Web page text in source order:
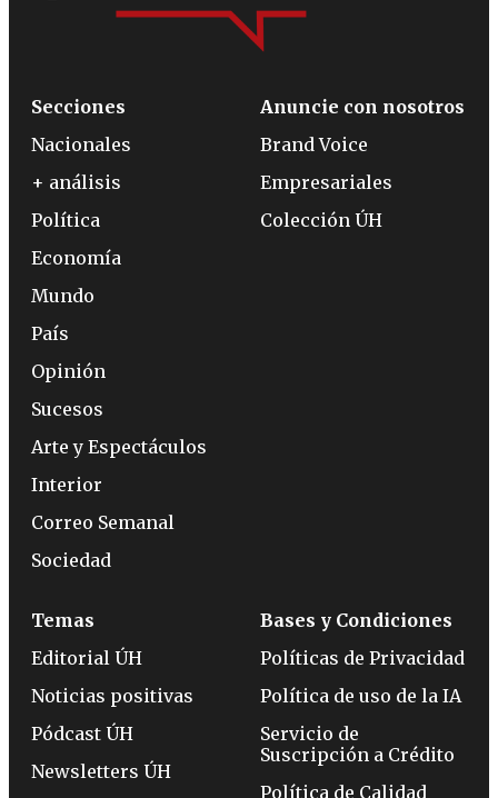
Secciones
Nacionales
+ análisis
Política
Economía
Mundo
País
Opinión
Sucesos
Arte y Espectáculos
Interior
Correo Semanal
Sociedad
Anuncie con nosotros
Brand Voice
Empresariales
Colección ÚH
Temas
Editorial ÚH
Noticias positivas
Pódcast ÚH
Newsletters ÚH
Bases y Condiciones
Políticas de Privacidad
Política de uso de la IA
Servicio de
Suscripción a Crédito
Política de Calidad